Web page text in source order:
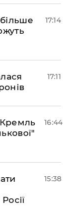
17:14
17:11
16:44
15:38